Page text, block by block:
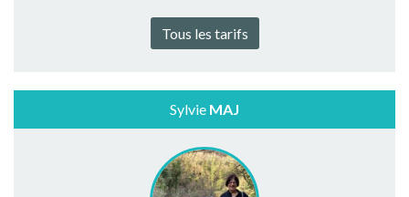
Tous les tarifs
Sylvie MAJ